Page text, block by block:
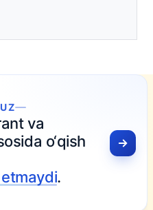
yangi tartib